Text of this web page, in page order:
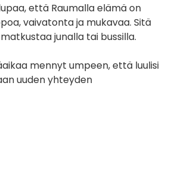
että Raumalla elämä on
vaivatonta ja mukavaa. Sitä
junalla tai bussilla.
mennyt umpeen, että luulisi
uuden yhteyden